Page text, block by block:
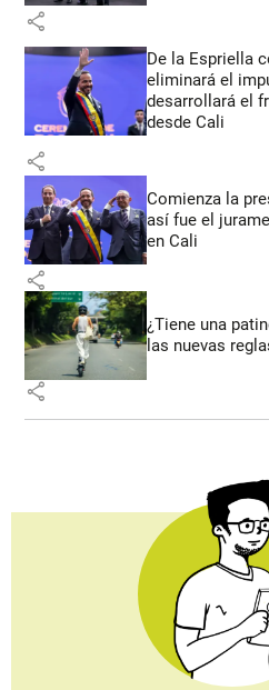
share
De la Espriella
eliminará el
desarrollará el
desde Cali
share
Comienza la
así fue el
en Cali
share
¿Tiene una
las nuevas
share